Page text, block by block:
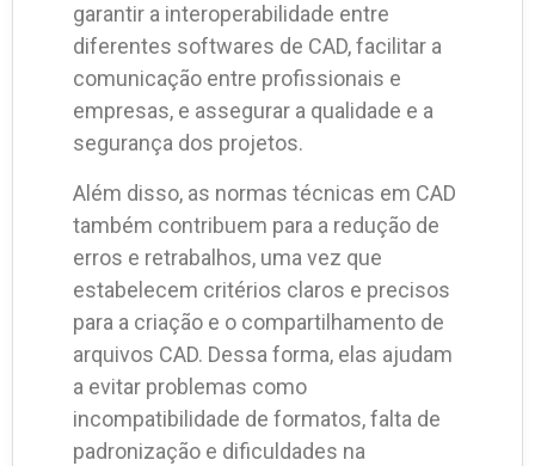
garantir a interoperabilidade entre
diferentes softwares de CAD, facilitar a
comunicação entre profissionais e
empresas, e assegurar a qualidade e a
segurança dos projetos.
Além disso, as normas técnicas em CAD
também contribuem para a redução de
erros e retrabalhos, uma vez que
estabelecem critérios claros e precisos
para a criação e o compartilhamento de
arquivos CAD. Dessa forma, elas ajudam
a evitar problemas como
incompatibilidade de formatos, falta de
padronização e dificuldades na